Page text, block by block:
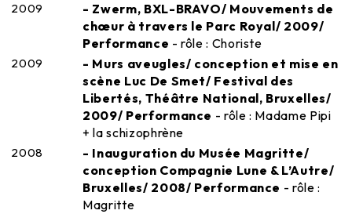
2009
- Zwerm, BXL-BRAVO/ Mouvements de
chœur à travers le Parc Royal/ 2009/
Performance - rôle : Choriste
2009
- Murs aveugles/ conception et mise en
scène Luc De Smet/ Festival des
Libertés, Théâtre National, Bruxelles/
2009/ Performance - rôle : Madame Pipi
+ la schizophrène
2008
- Inauguration du Musée Magritte/
conception Compagnie Lune & L’Autre/
Bruxelles/ 2008/ Performance - rôle :
Magritte